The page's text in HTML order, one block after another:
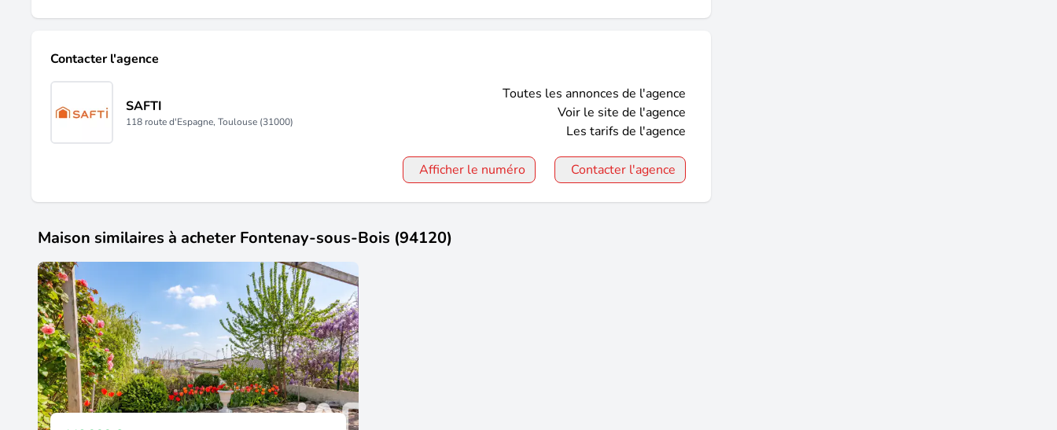
Contacter l'agence
SAFTI
118 route d'Espagne, Toulouse (31000)
Toutes les annonces de l'agence
Voir le site de l'agence
Les tarifs de l'agence
Afficher le numéro Contacter l'agence
Maison similaires à acheter Fontenay-sous-Bois (94120)